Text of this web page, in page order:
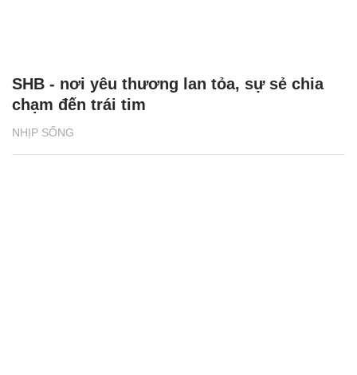
NHỊP SỐNG
SHB - nơi yêu thương lan tỏa, sự sẻ chia
chạm đến trái tim